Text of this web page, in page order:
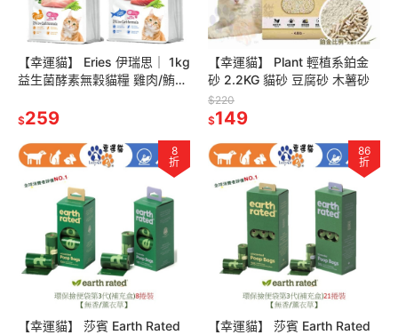
【幸運貓】 Eries 伊瑞思｜ 1kg
益生菌酵素無穀貓糧 雞肉/鮪魚
$259
【幸運貓】 Plant 輕植系鉑金
砂 2.2KG 貓砂 豆腐砂 木薯砂
$220
$149
8
折
【幸運貓】 莎賓 Earth Rated
86
折
【幸運貓】 莎賓 Earth Rated